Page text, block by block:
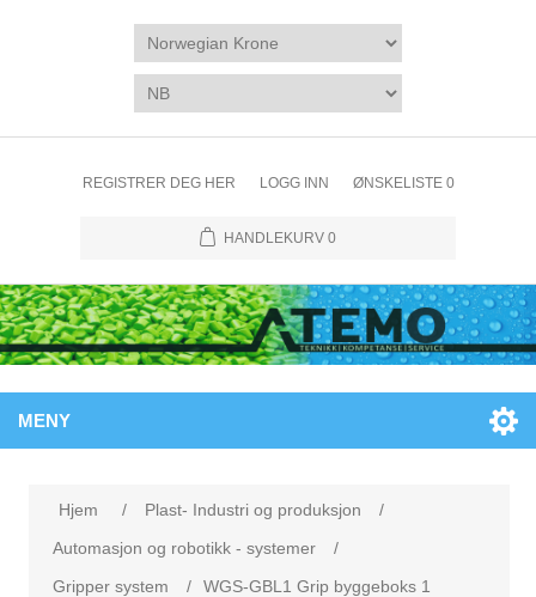
REGISTRER DEG HER LOGG INN ØNSKELISTE 0
HANDLEKURV 0
MENY
Hjem / Plast- Industri og produksjon
/
Automasjon og robotikk - systemer
/
Gripper system
/ WGS-GBL1 Grip byggeboks 1